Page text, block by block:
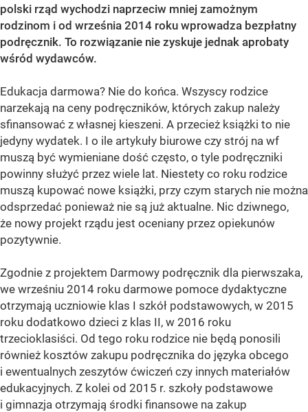
polski rząd wychodzi naprzeciw mniej zamożnym
rodzinom i od września 2014 roku wprowadza bezpłatny
podręcznik. To rozwiązanie nie zyskuje jednak aprobaty
wśród wydawców.
Edukacja darmowa? Nie do końca. Wszyscy rodzice
narzekają na ceny podręczników, których zakup należy
sfinansować z własnej kieszeni. A przecież książki to nie
jedyny wydatek. I o ile artykuły biurowe czy strój na wf
muszą być wymieniane dość często, o tyle podręczniki
powinny służyć przez wiele lat. Niestety co roku rodzice
muszą kupować nowe książki, przy czym starych nie można
odsprzedać ponieważ nie są już aktualne. Nic dziwnego,
że nowy projekt rządu jest oceniany przez opiekunów
pozytywnie.
Zgodnie z projektem Darmowy podręcznik dla pierwszaka,
we wrześniu 2014 roku darmowe pomoce dydaktyczne
otrzymają uczniowie klas I szkół podstawowych, w 2015
roku dodatkowo dzieci z klas II, w 2016 roku
trzecioklasiści. Od tego roku rodzice nie będą ponosili
również kosztów zakupu podręcznika do języka obcego
i ewentualnych zeszytów ćwiczeń czy innych materiałów
edukacyjnych. Z kolei od 2015 r. szkoły podstawowe
i gimnazja otrzymają środki finansowe na zakup